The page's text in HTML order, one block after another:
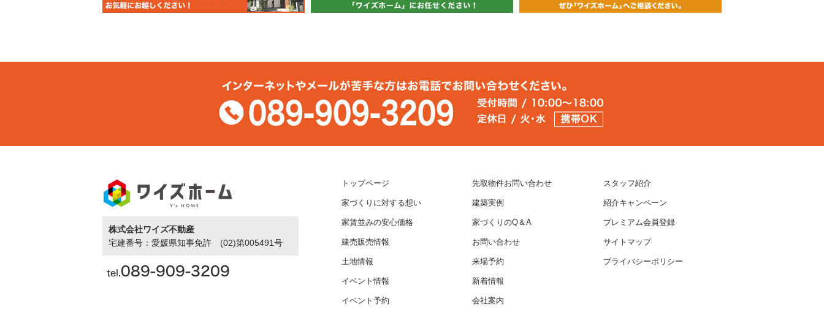
株式会社ワイズ不動産
宅建番号：愛媛県知事免許 (02)第005491号
トップページ
家づくりに対する想い
家賃並みの安心価格
建売販売情報
土地情報
イベント情報
イベント予約
先取物件お問い合わせ
建築実例
家づくりのQ＆A
お問い合わせ
来場予約
新着情報
会社案内
スタッフ紹介
紹介キャンペーン
プレミアム会員登録
サイトマップ
プライバシーポリシー